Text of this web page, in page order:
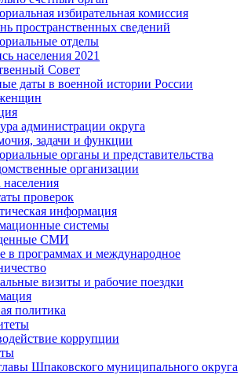
избирательная комиссия
пространственных сведений
отделы
населения 2021
Совет
даты в военной истории России
администрации округа
задачи и функции
органы и представительства
организации
проверок
информация
системы
СМИ
в программах и международное
визиты и рабочие поездки
политика
коррупции
Шпаковского муниципального округа